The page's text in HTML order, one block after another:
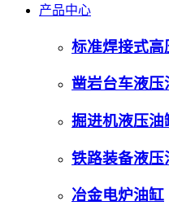
产品中心
标准焊接式高
凿岩台车液压
掘进机液压油
铁路装备液压
冶金电炉油缸